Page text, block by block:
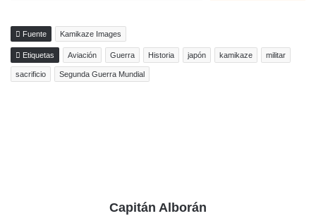
Fuente Kamikaze Images
Etiquetas Aviación Guerra Historia japón kamikaze militar
sacrificio Segunda Guerra Mundial
Capitán Alborán